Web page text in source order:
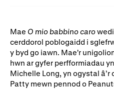
Mae O mio babbino caro
cerddorol poblogaidd i
y byd go iawn. Mae'r
hwn ar gyfer perfformiadau
Michelle Long, yn ogystal
Patty mewn pennod o